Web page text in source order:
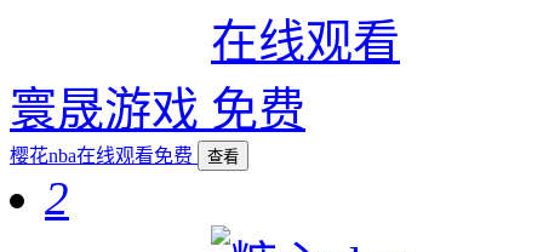
寰晟游戏
樱花nba在线观看免费 查看
2